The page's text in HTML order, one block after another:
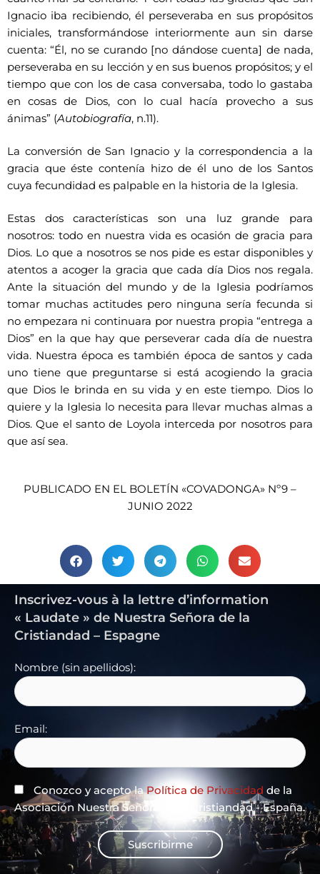
Ignacio iba recibiendo, él perseveraba en sus propósitos
iniciales, transformándose interiormente aun sin darse
cuenta: “Él, no se curando [no dándose cuenta] de nada,
perseveraba en su lección y en sus buenos propósitos; y el
tiempo que con los de casa conversaba, todo lo gastaba
en cosas de Dios, con lo cual hacía provecho a sus
ánimas” (Autobiografía, n.11).
La conversión de San Ignacio y la correspondencia a la
gracia que éste contenía hizo de él uno de los Santos
cuya fecundidad es palpable en la historia de la Iglesia.
Estas dos características son una luz grande para
nosotros: todo en nuestra vida es ocasión de gracia para
Dios. Lo que a nosotros se nos pide es estar disponibles y
atentos a acoger la gracia que cada día Dios nos regala.
Ante la situación del mundo y de la Iglesia podríamos
tomar muchas actitudes pero ninguna sería fecunda si
no empezara ni continuara por nuestra propia “entrega a
Dios” en la que hay que perseverar cada día de nuestra
vida. Nuestra época es también época de santos y cada
uno tiene que preguntarse si está acogiendo la gracia
que Dios le brinda en su vida y en este tiempo. Dios lo
quiere y la Iglesia lo necesita para llevar muchas almas a
Dios. Que el santo de Loyola interceda por nosotros para
que así sea.
PUBLICADO EN EL BOLETÍN «COVADONGA» Nº9 –
JUNIO 2022
Inscrivez-vous à la lettre d’information
« Laudate » de Nuestra Señora de la
Cristiandad – Espagne
Nombre (sin apellidos):
Email:
Conozco y acepto laPolítica de Privacidad de la
Asociación Nuestra Señora de la Cristiandad - España.
Suscribirme